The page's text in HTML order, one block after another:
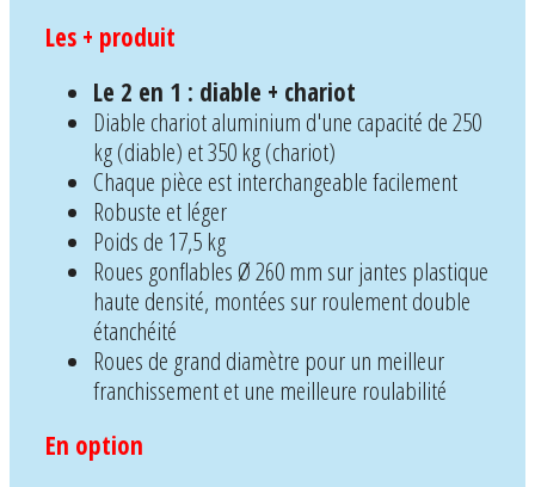
Les + produit
Le 2 en 1 : diable + chariot
Diable chariot aluminium d'une capacité de 250
kg (diable) et 350 kg (chariot)
Chaque pièce est interchangeable facilement
Robuste et léger
Poids de 17,5 kg
Roues gonflables Ø 260 mm sur jantes plastique
haute densité, montées sur roulement double
étanchéité
Roues de grand diamètre pour un meilleur
franchissement et une meilleure roulabilité
En option